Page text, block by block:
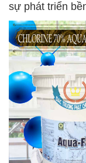
sự phát triển